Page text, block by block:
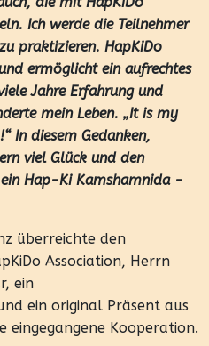
Ich werde die Teilnehmer
praktizieren. HapKiDo
ermöglicht ein aufrechtes
Jahre Erfahrung und
mein Leben. „It is my
In diesem Gedanken,
viel Glück und den
Hap-Ki Kamshamnida -
überreichte den
Association, Herrn
ein
ein original Präsent aus
eingegangene Kooperation.